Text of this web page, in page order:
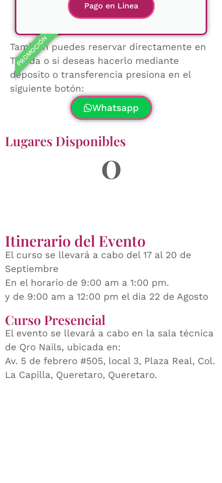
Pago en Linea
PROMOCIÓN
También puedes reservar directamente en
Tienda o si deseas hacerlo mediante
deposito o transferencia presiona en el
siguiente botón:
Whatsapp
Lugares Disponibles
0
Itinerario del Evento
El curso se llevará a cabo del 17 al 20 de
Septiembre
En el horario de 9:00 am a 1:00 pm.
y de 9:00 am a 12:00 pm el dia 22 de Agosto
Curso Presencial
El evento se llevará a cabo en la sala técnica
de Qro Nails, ubicada en:
Av. 5 de febrero #505, local 3, Plaza Real, Col.
La Capilla, Queretaro, Queretaro.